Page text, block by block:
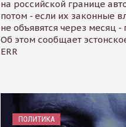
на российской границе
потом - если их законные
не объявятся через месяц -
Об этом сообщает
ERR
ПОЛИТИКА